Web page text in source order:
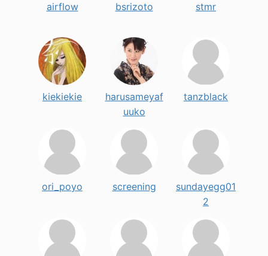
airflow bsrizoto stmr
kiekiekie
harusameyaf
uuko
tanzblack
ori_poyo screening
sundayegg01
2